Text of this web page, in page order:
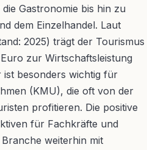
Gastronomie bis hin zu
dem Einzelhandel. Laut
2025) trägt der Tourismus
zur Wirtschaftsleistung
ist besonders wichtig für
(KMU), die oft von der
profitieren. Die positive
für Fachkräfte und
weiterhin mit